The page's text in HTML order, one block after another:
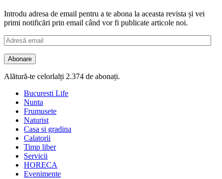
Introdu adresa de email pentru a te abona la aceasta revista și vei
primi notificări prin email când vor fi publicate articole noi.
Adresă
email
Abonare
Alătură-te celorlalți 2.374 de abonați.
Bucuresti Life
Nunta
Frumusete
Naturist
Casa si gradina
Calatorii
Timp liber
Servicii
HORECA
Evenimente